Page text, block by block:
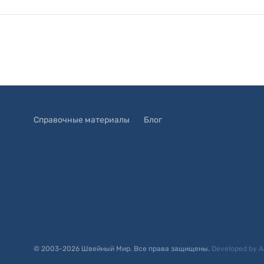
Справочные материалы Блог
© 2003-2026 Швейный Мир. Все права защищены. Developed by